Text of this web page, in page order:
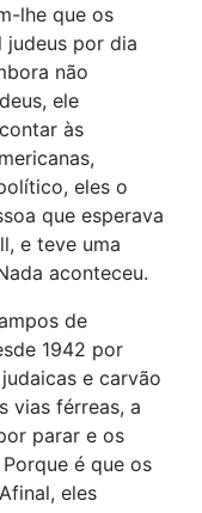
lhe que os
judeus por dia
não
ele
às
eles o
que esperava
e teve uma
aconteceu.
de
1942 por
e carvão
vias férreas, a
parar e os
é que os
eles